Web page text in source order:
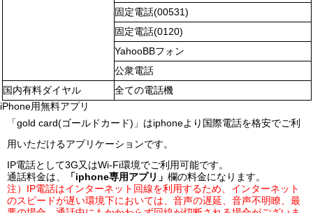
固定電話(00531)
固定電話(0120)
YahooBBフォン
公衆電話
国内有料ダイヤル
全ての電話機
iPhone用無料アプリ
「gold card(ゴールドカード)」はiphoneより国際電話を格安でご利
用いただけるアプリケーションです。
IP電話として3G又はWi-Fi環境でご利用可能です。
通話料金は、 「iphone専用アプリ」 欄の料金になります。
注）IP電話はインターネット回線を利用するため、インターネット
のスピードが遅い環境下においては、音声の遅延、音声不明瞭、最